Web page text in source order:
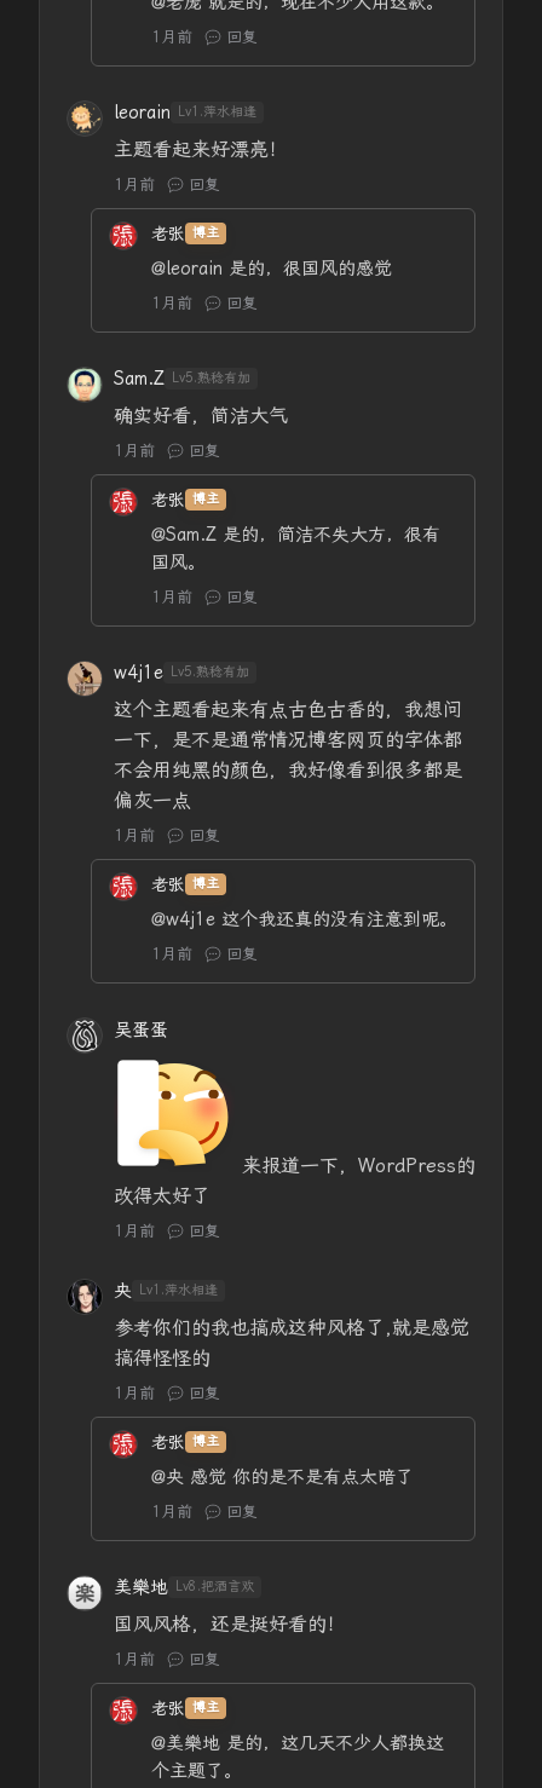
1月前 回复
leorain Lv1.萍水相逢
主题看起来好漂亮！
1月前 回复
老张 博主
@leorain 是的，很国风的感觉
1月前 回复
Sam.Z Lv5.熟稔有加
确实好看，简洁大气
1月前 回复
老张 博主
@Sam.Z 是的，简洁不失大方，很有
国风。
1月前 回复
w4j1e Lv5.熟稔有加
这个主题看起来有点古色古香的，我想问
一下，是不是通常情况博客网页的字体都
不会用纯黑的颜色，我好像看到很多都是
偏灰一点
1月前 回复
老张 博主
@w4j1e 这个我还真的没有注意到呢。
1月前 回复
吴蛋蛋
来报道一下，WordPress的
改得太好了
1月前 回复
央 Lv1.萍水相逢
参考你们的我也搞成这种风格了,就是感觉
搞得怪怪的
1月前 回复
老张 博主
@央 感觉 你的是不是有点太暗了
1月前 回复
美樂地 Lv8.把酒言欢
国风风格，还是挺好看的！
1月前 回复
老张 博主
@美樂地 是的，这几天不少人都换这
个主题了。